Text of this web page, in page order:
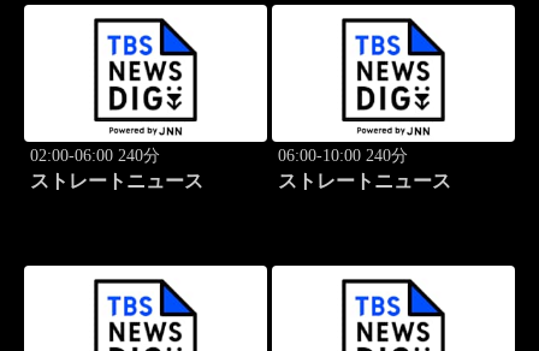
02:00-06:00 240分
ストレートニュース
06:00-10:00 240分
ストレートニュース